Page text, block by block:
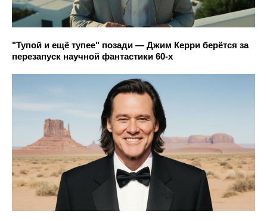
"Тупой и ещё тупее" позади — Джим Керри берётся за
перезапуск научной фантастики 60-х